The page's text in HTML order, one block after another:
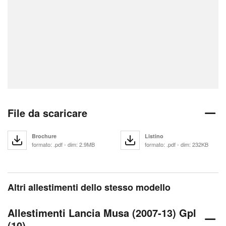
File da scaricare
Brochure
formato: .pdf - dim: 2.9MB
Listino
formato: .pdf - dim: 232KB
Altri allestimenti dello stesso modello
Allestimenti Lancia Musa (2007-13) Gpl